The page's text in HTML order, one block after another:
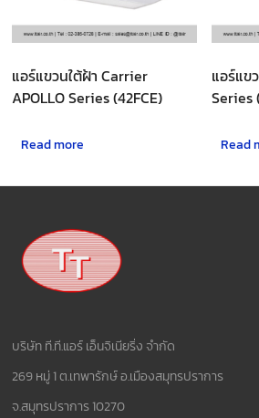
แอร์แขวนใต้ฝ้า Carrier
APOLLO Series (42FCE)
Read more
แอร์แข
Series
Read
บริษัท ที.ที.แอร์ เอ็นจิเนียริ่ง จำกัด
269 หมู่ 1 ต.เทพารักษ์ อ.เมืองสมุทรปราการ
จ.สมุทรปราการ 10270